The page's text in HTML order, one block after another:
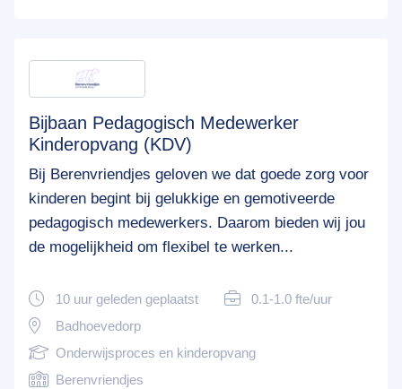
Bijbaan Pedagogisch Medewerker
Kinderopvang (KDV)
Bij Berenvriendjes geloven we dat goede zorg voor
kinderen begint bij gelukkige en gemotiveerde
pedagogisch medewerkers. Daarom bieden wij jou
de mogelijkheid om flexibel te werken...
10 uur geleden geplaatst
0.1-1.0 fte/uur
Badhoevedorp
Onderwijsproces en kinderopvang
Berenvriendjes